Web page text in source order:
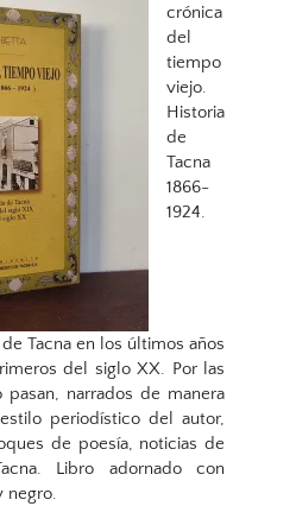
crónica
del
tiempo
viejo.
Historia
de
Tacna
1866-
1924.
Tacna en los últimos años
del siglo XX. Por las
narrados de manera
periodístico del autor,
de poesía, noticias de
Libro adornado con
negro.